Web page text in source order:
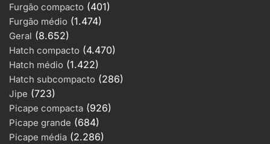
Furgão compacto (401)
Furgão médio (1.474)
Geral (8.652)
Hatch compacto (4.470)
Hatch médio (1.422)
Hatch subcompacto (286)
Jipe (723)
Picape compacta (926)
Picape grande (684)
Picape média (2.286)